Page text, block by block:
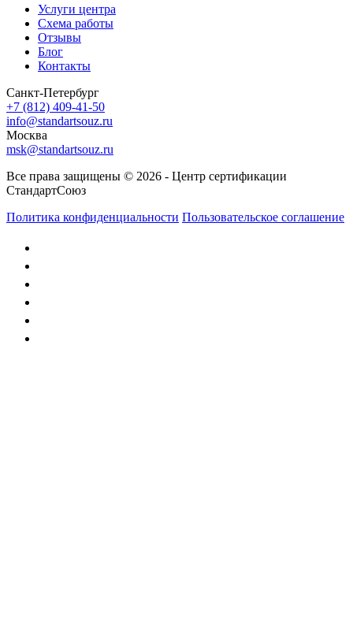
Услуги центра
Схема работы
Отзывы
Блог
Контакты
Санкт-Петербург
+7 (812) 409-41-50
info@standartsouz.ru
Москва
msk@standartsouz.ru
Все права защищены © 2026 - Центр сертификации
СтандартСоюз
Политика конфиденциальности Пользовательское соглашение